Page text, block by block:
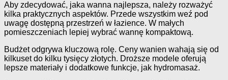
Aby zdecydować, jaka wanna najlepsza, należy rozważyć
kilka praktycznych aspektów. Przede wszystkim weź pod
uwagę dostępną przestrzeń w łazience. W małych
pomieszczeniach lepiej wybrać wannę kompaktową.
Budżet odgrywa kluczową rolę. Ceny wanien wahają się od
kilkuset do kilku tysięcy złotych. Droższe modele oferują
lepsze materiały i dodatkowe funkcje, jak hydromasaż.